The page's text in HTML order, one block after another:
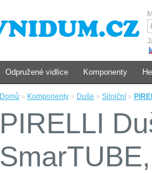
Domů » Komponenty » Duše » Silniční »
PIRELLI
Odpružené vidlice Komponenty